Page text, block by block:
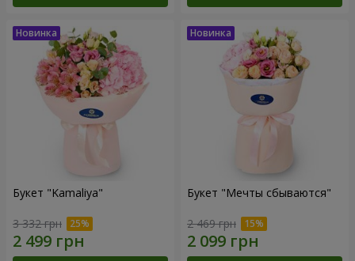
Букет "Kamaliya"
3 332 грн
Букет "Мечты сбываются"
2 469 грн